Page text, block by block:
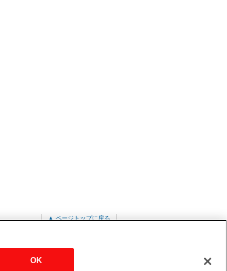
▲ ページトップに戻る
OK